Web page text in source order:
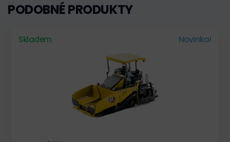
PODOBNÉ PRODUKTY
Skladem Novinka!